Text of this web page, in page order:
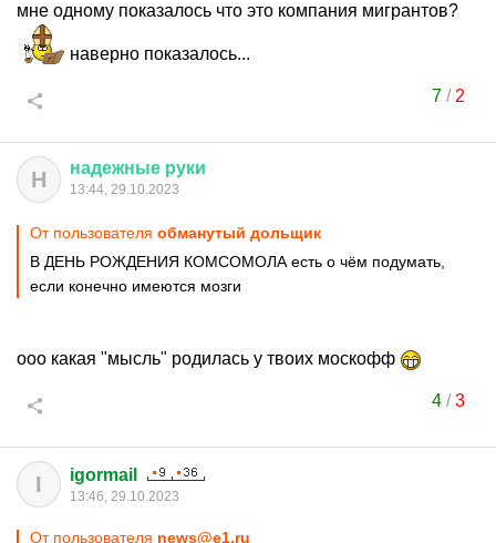
мне одному показалось что это компания мигрантов?
наверно показалось...
7/ 2
Н надежные руки
13:44, 29.10.2023
От пользователя обманутый дольщик
В ДЕНЬ РОЖДЕНИЯ КОМСОМОЛА есть о чём подумать,
если конечно имеются мозги
ооо какая "мысль" родилась у твоих москофф
4/3
I igormail
13:46, 29.10.2023
От пользователя news@e1.ru